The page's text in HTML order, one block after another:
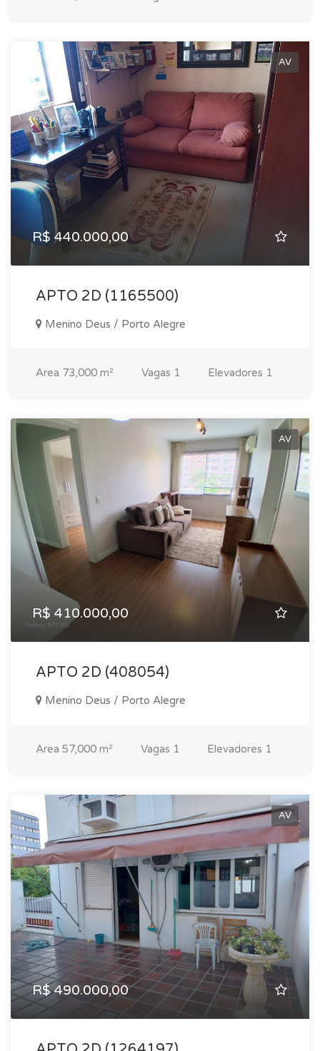
AV
R$ 440.000,00
APTO 2D (1165500)
Menino Deus / Porto Alegre
Area 73,000 m² Vagas 1 Elevadores 1
AV
R$ 410.000,00
APTO 2D (408054)
Menino Deus / Porto Alegre
Area 57,000 m² Vagas 1 Elevadores 1
AV
R$ 490.000,00